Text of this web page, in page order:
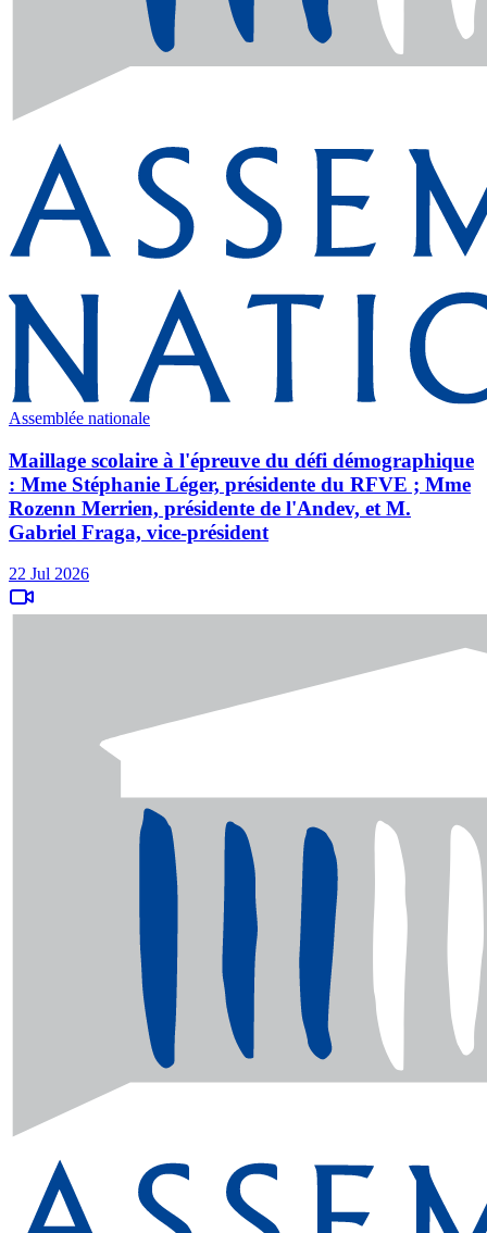
Assemblée nationale
Maillage scolaire à l'épreuve du défi démographique
: Mme Stéphanie Léger, présidente du RFVE ; Mme
Rozenn Merrien, présidente de l'Andev, et M.
Gabriel Fraga, vice-président
22 Jul 2026